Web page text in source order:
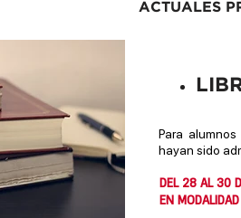
ACTUALES
Para
hayan sido
DEL 28 AL 30
EN